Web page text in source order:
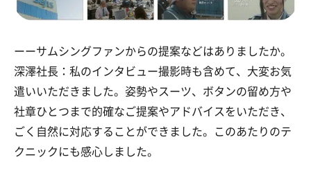
ーーサムシングファンからの提案などはありましたか。
深澤社長：私のインタビュー撮影時も含めて、大変お気
遣いいただきました。姿勢やスーツ、ボタンの留め方や
社章ひとつまで的確なご提案やアドバイスをいただき、
ごく自然に対応することができました。このあたりのテ
クニックにも感心しました。